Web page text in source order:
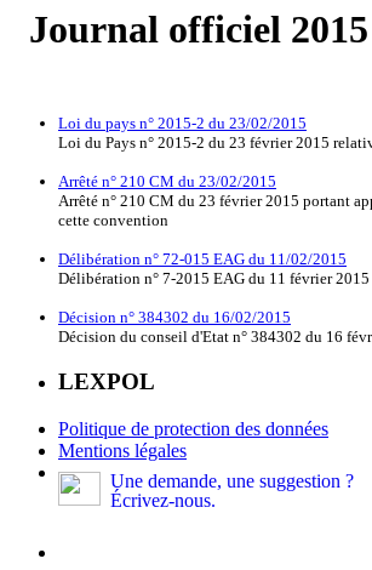
Journal officiel 2015
Loi du pays n° 2015-2 du 23/02/2015
Loi du Pays n° 2015-2 du 23 février 2015
Arrêté n° 210 CM du 23/02/2015
Arrêté n° 210 CM du 23 février 2015 portant
cette convention
Délibération n° 72-015 EAG du 11/02/2015
Délibération n° 7-2015 EAG du 11 février
Décision n° 384302 du 16/02/2015
Décision du conseil d'Etat n° 384302 du 16
LEXPOL
Politique de protection des données
Mentions légales
Une demande, une suggestion ?
Écrivez-nous.